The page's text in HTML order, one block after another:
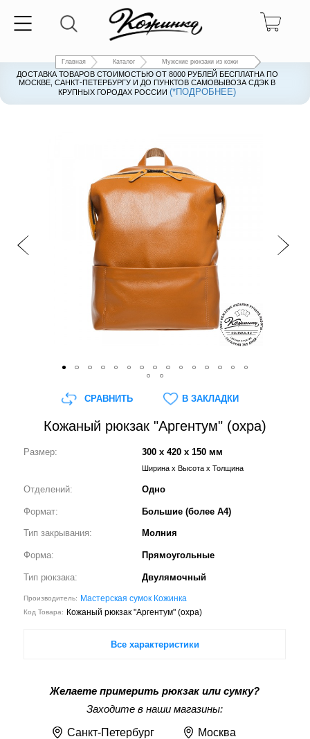
Главная Каталог Мужские рюкзаки из кожи
ДОСТАВКА ТОВАРОВ СТОИМОСТЬЮ ОТ 8000 РУБЛЕЙ БЕСПЛАТНА ПО
МОСКВЕ, САНКТ-ПЕТЕРБУРГУ И ДО ПУНКТОВ САМОВЫВОЗА СДЭК В
КРУПНЫХ ГОРОДАХ РОССИИ(*ПОДРОБНЕЕ)
ДОСТАВКА ТОВАРОВ СТОИМОСТЬЮ ОТ 8000 РУБЛЕЙ БЕСПЛАТНА ПО
МОСКВЕ, САНКТ-ПЕТЕРБУРГУ И ДО ПУНКТОВ САМОВЫВОЗА СДЭК В
КРУПНЫХ ГОРОДАХ РОССИИ(*ПОДРОБНЕЕ)
Кожаный рюкзак "Аргентум" (охра)
Размер: 300 x 420 x 150 мм
Ширина x Высота x Толщина
Отделений: Одно
Формат: Большие (более А4)
Тип закрывания: Молния
Форма: Прямоугольные
Тип рюкзака: Двулямочный
Производитель: Мастерская сумок Кожинка
Код Товара: Кожаный рюкзак "Аргентум" (охра)
Все характеристики
Желаете примерить рюкзак или сумку?
Заходите в наши магазины:
Санкт-Петербург Москва
СРАВНИТЬ В ЗАКЛАДКИ